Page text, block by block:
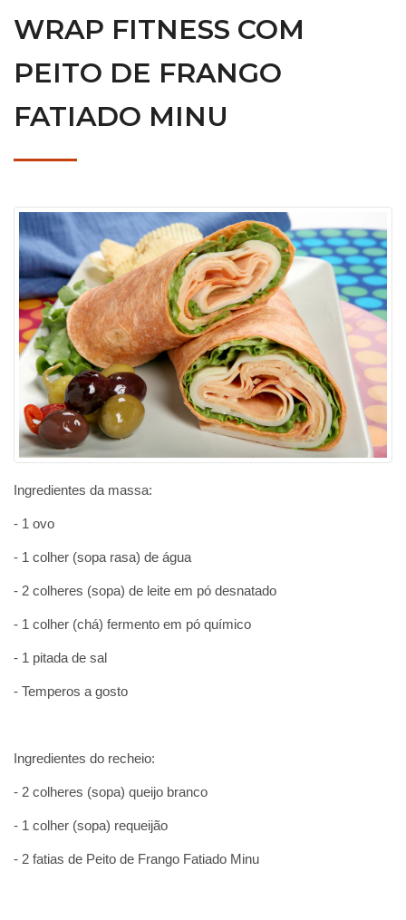
WRAP FITNESS COM
PEITO DE FRANGO
FATIADO MINU
Ingredientes da massa:
- 1 ovo
- 1 colher (sopa rasa) de água
- 2 colheres (sopa) de leite em pó desnatado
- 1 colher (chá) fermento em pó químico
- 1 pitada de sal
- Temperos a gosto
Ingredientes do recheio:
- 2 colheres (sopa) queijo branco
- 1 colher (sopa) requeijão
- 2 fatias de Peito de Frango Fatiado Minu